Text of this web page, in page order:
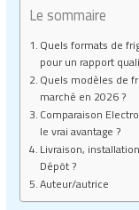
Le sommaire
Quels formats de
pour un rapport
Quels modèles de
marché en 2026 ?
Comparaison
le vrai avantage ?
Livraison,
Dépôt ?
Auteur/autrice